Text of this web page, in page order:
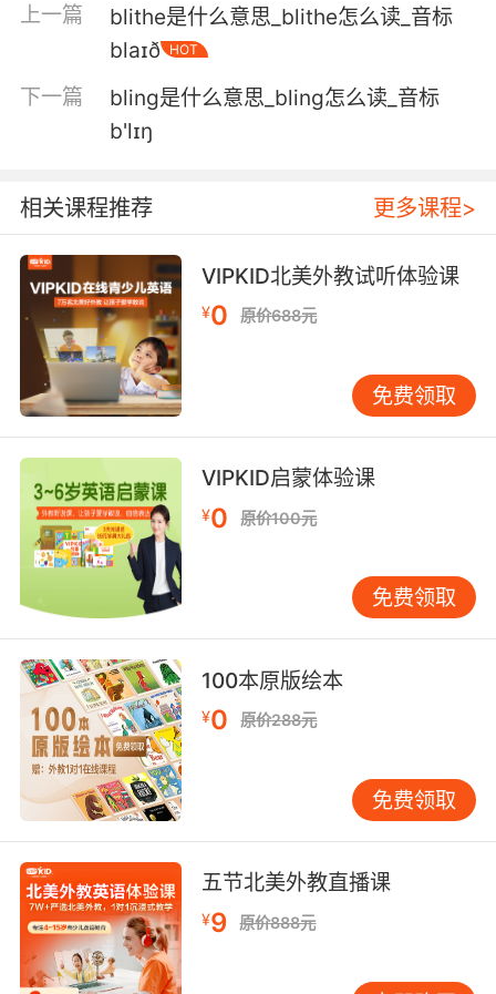
我一只接收到信号 很弱 但是就在这
5. This is a blip, a temporary intifada.
这只是暂时的 一场临时的
这一切 都只是小打小闹
7. The no marks killer. I've been getting a blip.
"无迹杀手" 我一直接收到信号
8. Today was just a blip, an aberration.
今天只是短暂失控 一时过失
9. There will be a blip in the command flow.
那时命令数据流会出现一个高峰
10. It's about embarrassing the president, and
it will be a blip.
这就是要令总统难堪 这个问题很快就会被淹没
上一篇
blithe是什么意思_blithe怎么读_音标
blaɪð
HOT
下一篇
bling是什么意思_bling怎么读_音标
b'lɪŋ
相关课程推荐 更多课程>
VIPKID北美外教试听体验课
¥0 原价688元
免费领取
VIPKID启蒙体验课
¥0 原价100元
免费领取
100本原版绘本
¥0 原价288元
免费领取
五节北美外教直播课
¥9 原价888元